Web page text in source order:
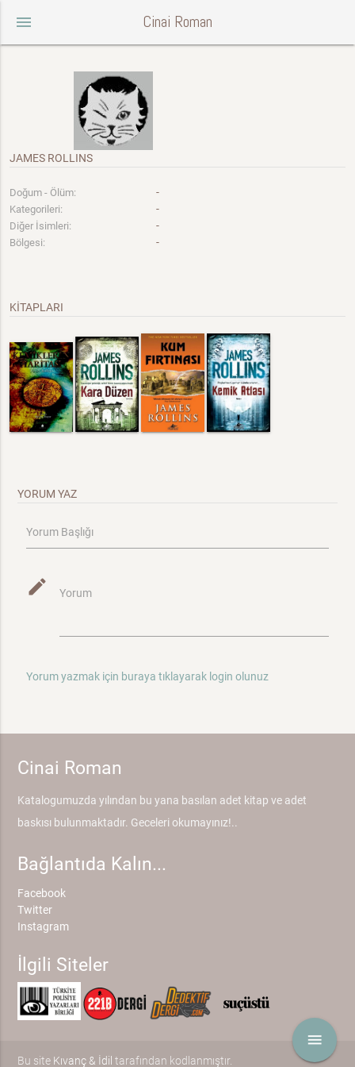
menu Cinai Roman
menu
JAMES ROLLINS
Doğum - Ölüm: -
Kategorileri: -
Diğer İsimleri: -
Bölgesi: -
KİTAPLARI
YORUM YAZ
Yorum Başlığı
mode_edit Yorum
Yorum yazmak için buraya tıklayarak login olunuz
Cinai Roman
Katalogumuzda yılından bu yana basılan adet kitap ve adet
baskısı bulunmaktadır. Geceleri okumayınız!..
Bağlantıda Kalın...
Facebook
Twitter
Instagram
İlgili Siteler
Bu site Kıvanç & İdil tarafından kodlanmıştır.